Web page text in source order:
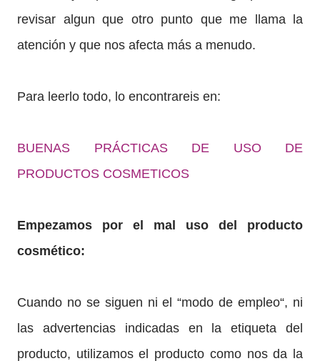
revisar algun que otro punto que me llama la
atención y que nos afecta más a menudo.
Para leerlo todo, lo encontrareis en:
BUENAS PRÁCTICAS DE USO DE
PRODUCTOS COSMETICOS
Empezamos por el mal uso del producto
cosmético:
Cuando no se siguen ni el “modo de empleo“, ni
las advertencias indicadas en la etiqueta del
producto, utilizamos el producto como nos da la